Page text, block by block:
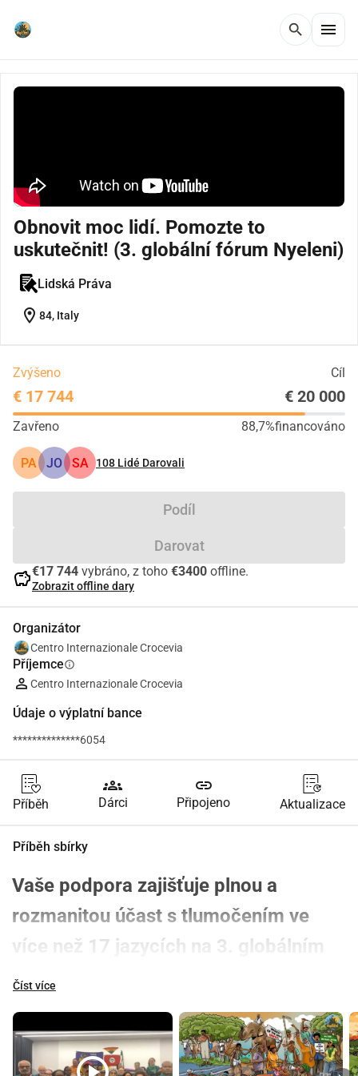
search menu
Obnovit moc lidí. Pomozte to
uskutečnit! (3. globální fórum Nyeleni)
Lidská Práva
location_on 84, Italy
Zvýšeno Cíl
€ 17 744 € 20 000
Zavřeno 88,7%financováno
PA JO SA 108 Lidé Darovali
Podíl
Darovat
savings€17 744 vybráno, z toho €3400 offline.
Zobrazit offline dary
Organizátor
Centro Internazionale Crocevia
Příjemceinfo
Centro Internazionale Crocevia
Údaje o výplatní bance
**************6054
Příběh
groups
Dárci
link
Připojeno Aktualizace
Příběh sbírky
Vaše podpora zajišťuje plnou a
rozmanitou účast s tlumočením ve
více než 17 jazycích na 3. globálním
fóru Nyéléni, které spojuje více než 50
hnutí.
------------
Vzhledem k narůstající překrývající se krizi ekonomické,
sociální, demokratické, ekologické, zdravotní, patriarchální
Číst více